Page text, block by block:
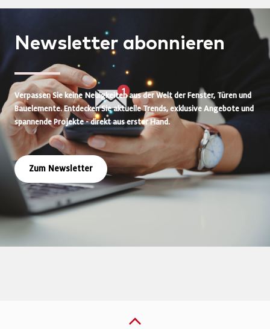
Newsletter abonnieren
Verpassen Sie keine Neuigkeiten aus der Welt der Fenster, Türen und
Bauelemente. Entdecken Sie aktuelle Trends, exklusive Angebote und
spannende Projekte - direkt aus erster Hand.
Zum Newsletter